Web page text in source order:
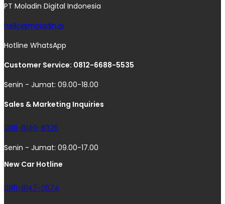
PT Moladin Digital Indonesia
hello@moladin.ai
Hotline WhatsApp
Customer Service: 0812-6688-5535
Senin - Jumat: 09.00-18.00
Sales & Marketing Inquiries
0811-8140-8326
Senin - Jumat: 09.00-17.00
New Car Hotline
0811-8147-0574